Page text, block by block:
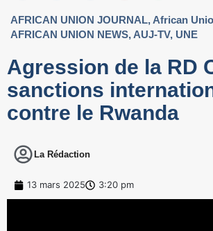
AFRICAN UNION JOURNAL, African
AFRICAN UNION NEWS, AUJ-TV, UNE
Agression de la RD
sanctions
contre le Rwanda
La Rédaction
13 mars 2025 3:20 pm